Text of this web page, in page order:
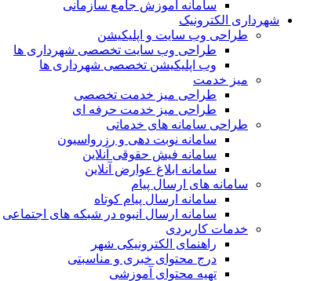
سامانه آموزش جامع سازمانی
شهرداری الکترونیک
طراحی وب سایت و اپلیکیشن
طراحی وب سایت تخصصی شهرداری ها
وب اپلیکیشن تخصصی شهرداری ها
میز خدمت
طراحی میز خدمت تخصصی
طراحی میز خدمت حرفه ای
طراحی سامانه های خدماتی
سامانه نوبت دهی و رزرواسیون
سامانه فیش حقوقی آنلاین
سامانه ابلاغ عوارض آنلاین
سامانه های ارسال پیام
سامانه ارسال پیام کوتاه
سامانه ارسال انبوه در شبکه های اجتماعی
خدمات کاربردی
راهنمای الکترونیکی شهر
درج محتوای خبری و مناسبتی
تهیه محتوای آموزشی